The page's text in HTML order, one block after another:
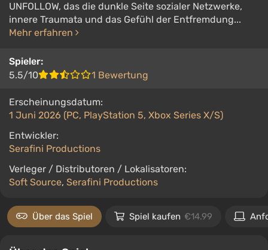
UNFOLLOW, das die dunkle Seite sozialer Netzwerke,
innere Traumata und das Gefühl der Entfremdung...
Mehr erfahren
Spieler:
5.5/10
1 Bewertung
Erscheinungsdatum:
1 Juni 2026 (PC, PlayStation 5, Xbox Series X/S)
Entwickler:
Serafini Productions
Verleger / Distributoren / Lokalisatoren:
Soft Source, Serafini Productions
Über das Spiel Spiel kaufen €14.99